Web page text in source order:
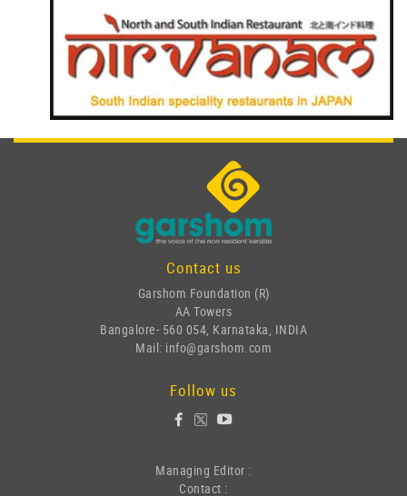
Contact us
Garshom Foundation (R)
AA Towers
Bangalore- 560 054, Karnataka, INDIA
Mail: info@garshom.com
Follow us
Managing Editor :
Contact :